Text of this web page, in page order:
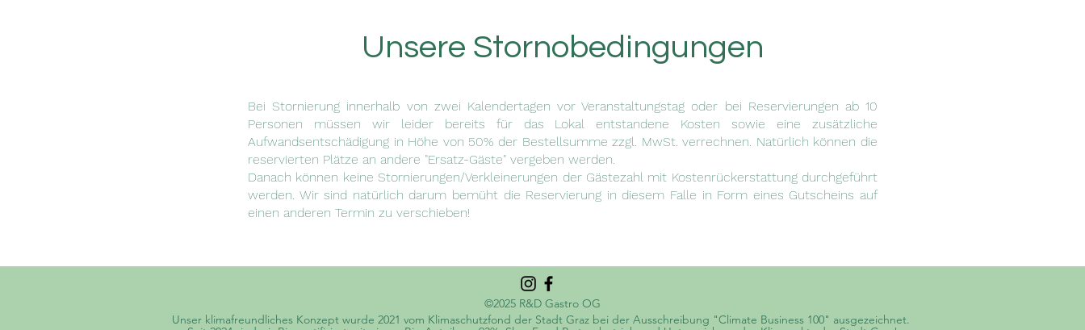
Unsere Stornobedingungen
Bei Stornierung innerhalb von zwei Kalendertagen vor Veranstaltungstag oder bei Reservierungen ab 10
Personen müssen wir leider bereits für das Lokal entstandene Kosten sowie eine zusätzliche
Aufwandsentschädigung in Höhe von 50% der Bestellsumme zzgl. MwSt. verrechnen. Natürlich können die
reservierten Plätze an andere "Ersatz-Gäste" vergeben werden.
Danach können keine Stornierungen/Verkleinerungen der Gästezahl mit Kostenrückerstattung durchgeführt
werden. Wir sind natürlich darum bemüht die Reservierung in diesem Falle in Form eines Gutscheins auf
einen anderen Termin zu verschieben!
©2025 R&D Gastro OG
Unser klimafreundliches Konzept wurde 2021 vom Klimaschutzfond der Stadt Graz bei der Ausschreibung "Climate Business 100" ausgezeichnet.